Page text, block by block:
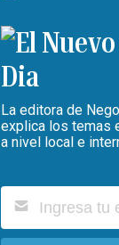
La editora de
explica los temas
a nivel local e